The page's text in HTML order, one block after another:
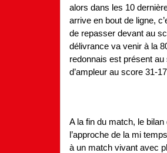
alors dans les 10
arrive en bout de ligne,
de repasser devant au
délivrance va venir à la
redonnais est présent
d’ampleur au score 31-
A la fin du match, le
l’approche de la mi
à un match vivant avec